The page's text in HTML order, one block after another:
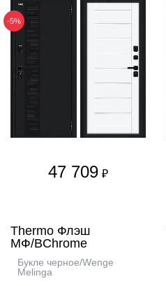
-5%
47 709 ₽
Thermo Флэш
МФ/BChrome
Букле черное/Wenge
Melinga